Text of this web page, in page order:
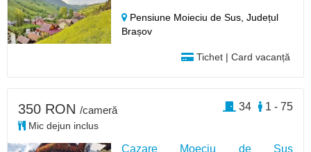
Pensiune Moieciu de Sus,Județul
Brașov
Tichet | Card vacanță
Cazare Moeciu de Sus
350 RON /cameră
Mic dejun inclus
1 - 75
34